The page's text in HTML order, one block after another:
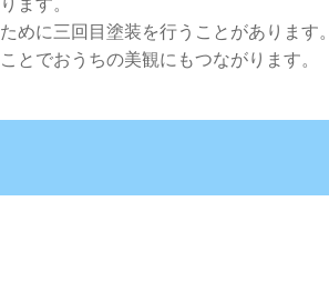
めに三回目塗装を行うことがあります。
でおうちの美観にもつながります。